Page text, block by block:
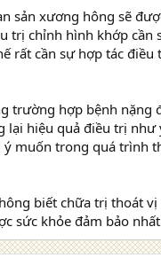
sản xương hông sẽ
trị chỉnh hình khớp cần
rất cần sự hợp tác điều
trường hợp bệnh nặng
lại hiệu quả điều trị như
muốn trong quá trình
biết chữa trị thoát
sức khỏe đảm bảo